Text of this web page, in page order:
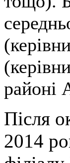
районі
Після
2014